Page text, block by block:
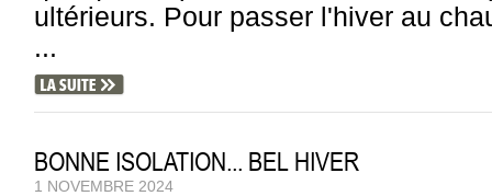
ultérieurs. Pour passer l'hiver au
...
BONNE ISOLATION... BEL HIVER
1 NOVEMBRE 2024